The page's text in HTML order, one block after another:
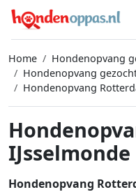
Home
Hondenopvang
Hondenopvang
Hondenopvang
IJsselmonde
Hondenopvang